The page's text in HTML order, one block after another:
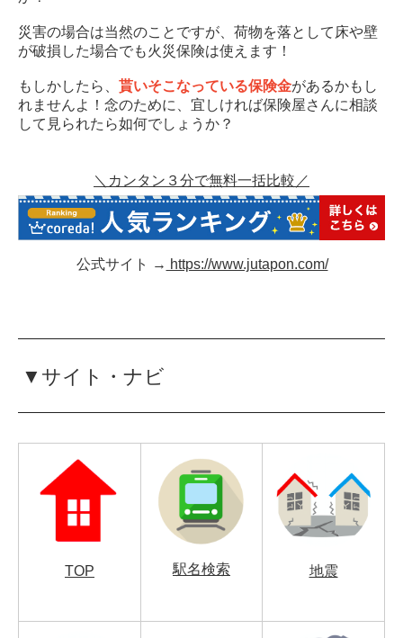
災害の場合は当然のことですが、荷物を落として床や壁
が破損した場合でも火災保険は使えます！
もしかしたら、 貰いそこなっている保険金があるかもし
れませんよ！念のために、宜しければ保険屋さんに相談
して見られたら如何でしょうか？
＼カンタン３分で無料一括比較／
公式サイト → https://www.jutapon.com/
▼サイト・ナビ
TOP 駅名検索 地震